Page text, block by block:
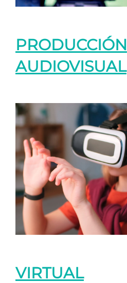
PRODUCCIÓN
AUDIOVISUAL
VIRTUAL